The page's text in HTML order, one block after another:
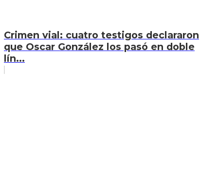
Crimen vial: cuatro testigos declararon
que Oscar González los pasó en doble
lín...